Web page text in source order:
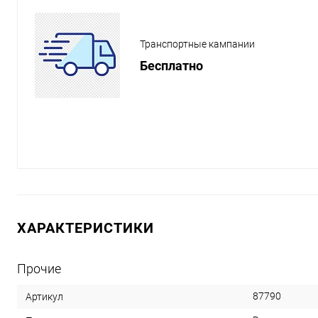
Транспортные кампании
Бесплатно
ХАРАКТЕРИСТИКИ
Прочие
Артикул 87790